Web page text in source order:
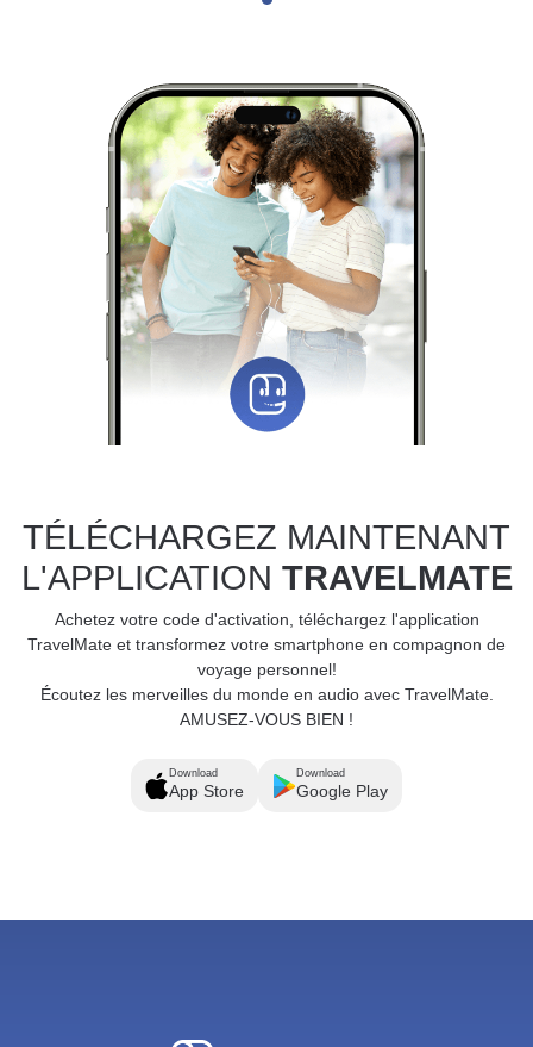
TÉLÉCHARGEZ MAINTENANT
L'APPLICATION TRAVELMATE
Achetez votre code d'activation, téléchargez l'application
TravelMate et transformez votre smartphone en compagnon de
voyage personnel!
Écoutez les merveilles du monde en audio avec TravelMate.
AMUSEZ-VOUS BIEN !
Download
App Store
Download
Google Play